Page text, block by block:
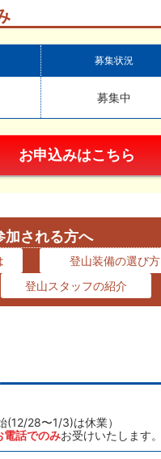
募集状況
募集中
加される方へ
登山装備の選び方
登山スタッフの紹介
(12/28〜1/3)は休業）
電話でのみお受けいたします。